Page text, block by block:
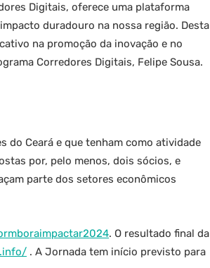
Digitais, oferece uma plataforma
duradouro na nossa região. Desta
na promoção da inovação e no
Corredores Digitais, Felipe Sousa.
do Ceará e que tenham como atividade
por, pelo menos, dois sócios, e
parte dos setores econômicos
. O resultado final da
. A Jornada tem início previsto para